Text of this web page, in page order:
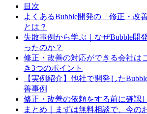
目次
よくあるBubble開発の「修正・改
とは？
失敗事例から学ぶ｜なぜBubble開
ったのか？
修正・改善の対応ができる会社は
き3つのポイント
【実例紹介】他社で開発した
善事例
修正・改善の依頼をする前に確認
まとめ｜まずは無料相談で、今の